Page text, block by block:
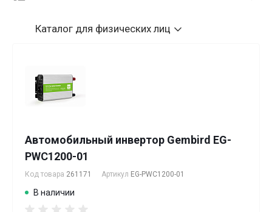
Каталог для физических лиц
Автомобильный инвертор Gembird EG-
PWC1200-01
Код товара 261171 Артикул EG-PWC1200-01
В наличии